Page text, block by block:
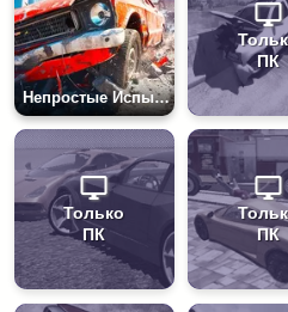
Непростые Испытания
ПК
Только
ПК
ПК